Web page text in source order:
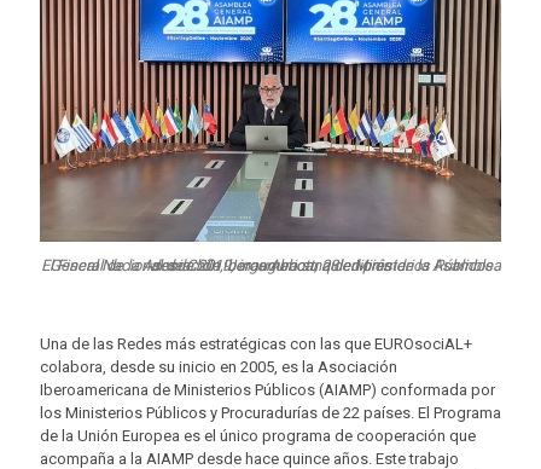
El Fiscal Nacional de Chile, Jorge Abbott, quien preside la Asamblea General de la Asociación Iberoamericana de Ministerios Públicos desde 2019, inaugura su 28 edición
Una de las Redes más estratégicas con las que EUROsociAL+
colabora, desde su inicio en 2005, es la Asociación
Iberoamericana de Ministerios Públicos (AIAMP) conformada por
los Ministerios Públicos y Procuradurías de 22 países. El Programa
de la Unión Europea es el único programa de cooperación que
acompaña a la AIAMP desde hace quince años. Este trabajo